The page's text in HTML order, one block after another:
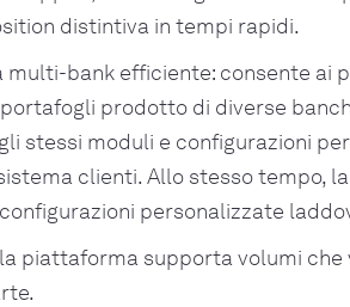
distintiva in tempi rapidi.
multi-bank efficiente: consente ai
prodotto di diverse
stessi moduli e configurazioni
clienti. Allo stesso tempo,
personalizzate
piattaforma supporta volumi che